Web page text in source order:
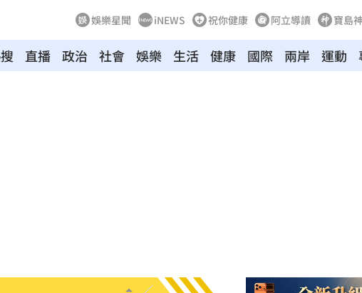
娛樂星聞 iNEWS 祝你健康 阿立導讀 寶島
直播 政治 社會 娛樂 生活 健康 國際 兩岸 運動